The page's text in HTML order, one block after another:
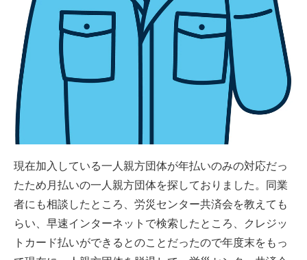
現在加入している一人親方団体が年払いのみの対応だっ
たため月払いの一人親方団体を探しておりました。同業
者にも相談したところ、労災センター共済会を教えても
らい、早速インターネットで検索したところ、クレジッ
トカード払いができるとのことだったので年度末をもっ